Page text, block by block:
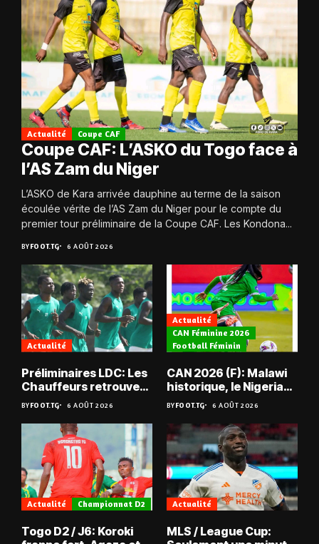
Actualité Coupe CAF
Coupe CAF: L’ASKO du Togo face à
l’AS Zam du Niger
L’ASKO de Kara arrivée dauphine au terme de la saison
écoulée vérite de l’AS Zam du Niger pour le compte du
premier tour préliminaire de la Coupe CAF. Les Kondona...
BYFOOT.TG 6 AOÛT 2026
Actualité
Préliminaires LDC: Les
Chauffeurs retrouvent
les Mimos
BYFOOT.TG 6 AOÛT 2026
Actualité
CAN Féminine 2026
Football Féminin
CAN 2026 (F): Malawi
historique, le Nigeria
sauvé, la Zambie
éliminée
BYFOOT.TG 6 AOÛT 2026
Actualité Championnat D2
Togo D2 / J6: Koroki
Actualité
MLS / League Cup: